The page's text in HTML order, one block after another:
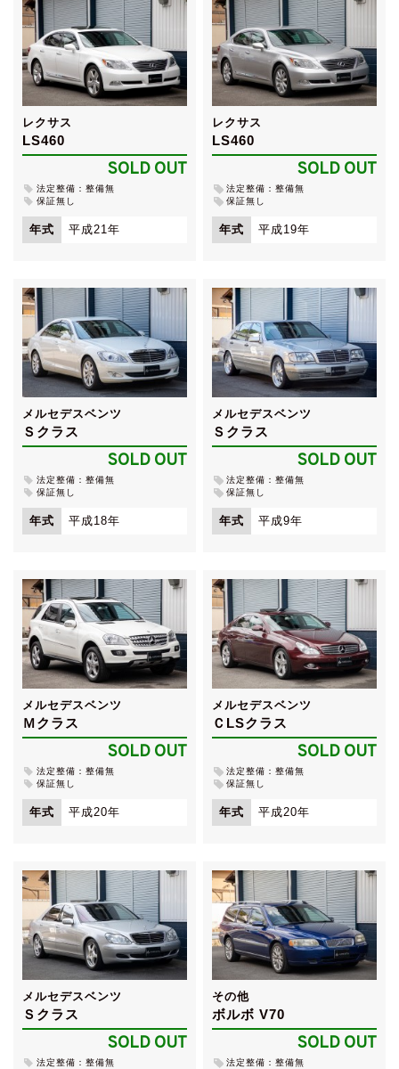
レクサス
LS460
SOLD OUT
法定整備：整備無
保証無し
年式 平成21年
レクサス
LS460
SOLD OUT
法定整備：整備無
保証無し
年式 平成19年
メルセデスベンツ
Ｓクラス
SOLD OUT
法定整備：整備無
保証無し
年式 平成18年
メルセデスベンツ
Ｓクラス
SOLD OUT
法定整備：整備無
保証無し
年式 平成9年
メルセデスベンツ
Ｍクラス
SOLD OUT
法定整備：整備無
保証無し
年式 平成20年
メルセデスベンツ
ＣLSクラス
SOLD OUT
法定整備：整備無
保証無し
年式 平成20年
メルセデスベンツ
Ｓクラス
SOLD OUT
法定整備：整備無
その他
ボルボ V70
SOLD OUT
法定整備：整備無